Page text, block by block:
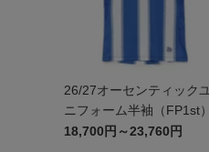
26/27オーセンティックユ
ニフォーム半袖（FP1st）
18,700円～23,760円